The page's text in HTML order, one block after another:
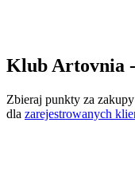
Klub Artovnia
Zbieraj punkty za
dla zarejestrowanych